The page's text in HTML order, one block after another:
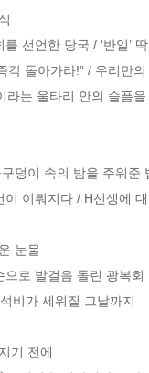
선언한 당국 / ‘반일’
돌아가라!” / 우리만
라는 울타리 안의 슬픔
덩이 속의 밤을 주워
이뤄지다 / H선생에
눈물
로 발걸음 돌린 광복
비가 세워질 그날까지
기 전에